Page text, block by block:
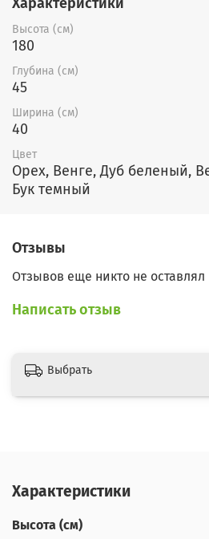
Высота (см)
180
Глубина (см)
45
Ширина (см)
40
Цвет
Орех, Венге, Дуб беленый,
Бук темный
Отзывы
Отзывов еще никто не оставлял
Написать отзыв
Выбрать
Характеристики
Высота (см)